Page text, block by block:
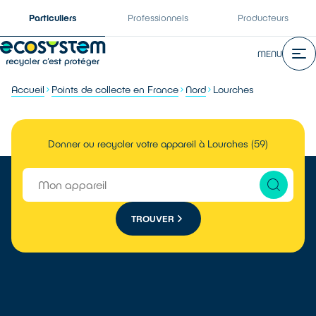
Particuliers Professionnels Producteurs
MENU
Accueil Points de collecte en France Nord Lourches
Donner ou recycler votre appareil à Lourches (59)
TROUVER